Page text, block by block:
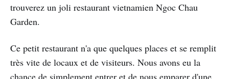
trouverez un joli restaurant vietnamien Ngoc Chau
Garden.
Ce petit restaurant n'a que quelques places et se remplit
très vite de locaux et de visiteurs. Nous avons eu la
chance de simplement entrer et de nous emparer d'une